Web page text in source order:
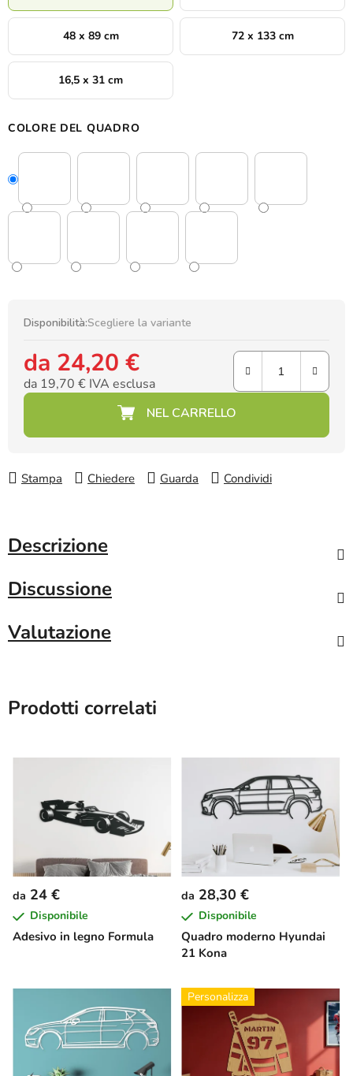
48 x 89 cm 72 x 133 cm
16,5 x 31 cm
COLORE DEL QUADRO
Disponibilità:Scegliere la variante
da 24,20 €
da 19,70 € IVA esclusa
Prezzo della misura:
Stampa Chiedere Guarda Condividi
Descrizione
Discussione
Valutazione
Prodotti correlati
Adesivo in legno Formula
da 24 €
Disponibile
Quadro moderno Hyundai
21 Kona
da 28,30 €
Disponibile
Personalizza